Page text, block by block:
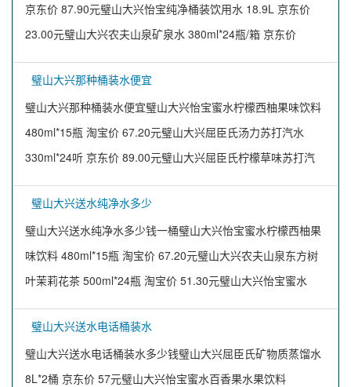
京东价 87.90元璧山大兴怡宝纯净桶装饮用水 18.9L 京东价
23.00元璧山大兴农夫山泉矿泉水 380ml*24瓶/箱 京东价
璧山大兴那种桶装水便宜
璧山大兴那种桶装水便宜璧山大兴怡宝蜜水柠檬西柚果味饮料
480ml*15瓶 淘宝价 67.20元璧山大兴屈臣氏汤力苏打汽水
330ml*24听 京东价 89.00元璧山大兴屈臣氏柠檬草味苏打汽
璧山大兴送水纯净水多少
璧山大兴送水纯净水多少钱一桶璧山大兴怡宝蜜水柠檬西柚果
味饮料 480ml*15瓶 淘宝价 67.20元璧山大兴农夫山泉东方树
叶茉莉花茶 500ml*24瓶 淘宝价 51.30元璧山大兴怡宝蜜水
璧山大兴送水电话桶装水
璧山大兴送水电话桶装水多少钱璧山大兴屈臣氏矿物质蒸馏水
8L*2桶 京东价 57元璧山大兴怡宝蜜水百香果水果饮料